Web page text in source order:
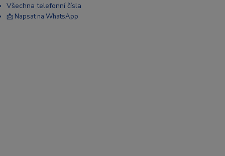
Všechna telefonní čísla
📩 Napsat na WhatsApp